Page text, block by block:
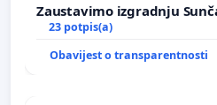
Zaustavimo izgradnju
elektrane Vedrine na
Ugljana
23 potpis(a)
Obavijest o transparentnosti